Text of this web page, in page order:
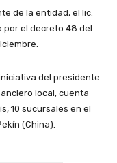
de la entidad, el lic.
el decreto 48 del
del presidente
local, cuenta
10 sucursales en el
(China).